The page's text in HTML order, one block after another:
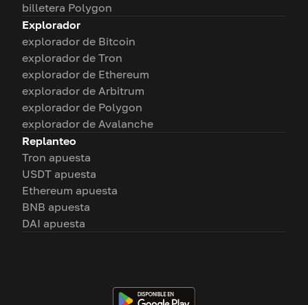
billetera Polygon
Explorador
explorador de Bitcoin
explorador de Tron
explorador de Ethereum
explorador de Arbitrum
explorador de Polygon
explorador de Avalanche
Replanteo
Tron apuesta
USDT apuesta
Ethereum apuesta
BNB apuesta
DAI apuesta